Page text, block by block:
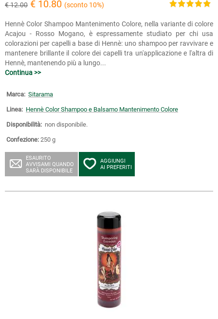
€ 12.00 € 10.80 (sconto 10%)
Hennè Color Shampoo Mantenimento Colore, nella variante di colore
Acajou - Rosso Mogano, è espressamente studiato per chi usa
colorazioni per capelli a base di Hennè: uno shampoo per ravvivare e
mantenere brillante il colore dei capelli tra un'applicazione e l'altra di
Hennè, mantenendo più a lungo...
Continua >>
Marca: Sitarama
Linea: Hennè Color Shampoo e Balsamo Mantenimento Colore
Disponibilità: non disponibile.
Confezione: 250 g
ESAURITO
AVVISAMI QUANDO
SARÀ DISPONIBILE
AGGIUNGI
AI PREFERITI